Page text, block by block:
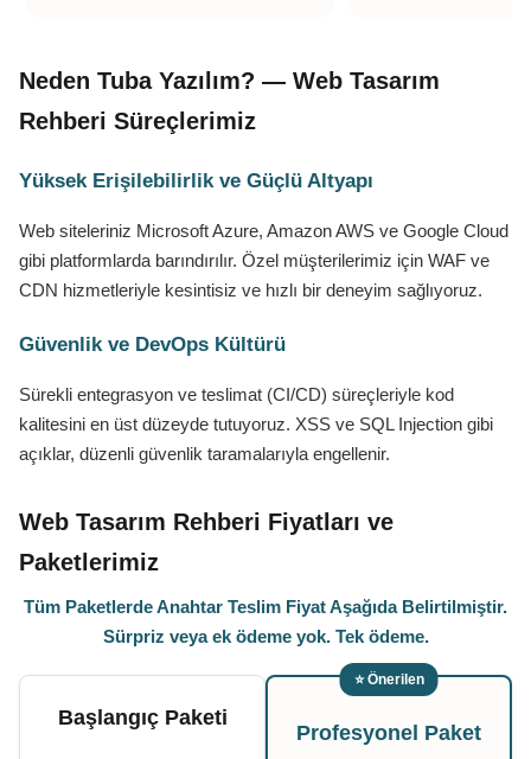
Neden Tuba Yazılım? — Web Tasarım
Rehberi Süreçlerimiz
Yüksek Erişilebilirlik ve Güçlü Altyapı
Web siteleriniz Microsoft Azure, Amazon AWS ve Google Cloud
gibi platformlarda barındırılır. Özel müşterilerimiz için WAF ve
CDN hizmetleriyle kesintisiz ve hızlı bir deneyim sağlıyoruz.
Güvenlik ve DevOps Kültürü
Sürekli entegrasyon ve teslimat (CI/CD) süreçleriyle kod
kalitesini en üst düzeyde tutuyoruz. XSS ve SQL Injection gibi
açıklar, düzenli güvenlik taramalarıyla engellenir.
Web Tasarım Rehberi Fiyatları ve
Paketlerimiz
Tüm Paketlerde Anahtar Teslim Fiyat Aşağıda Belirtilmiştir.
Sürpriz veya ek ödeme yok. Tek ödeme.
Başlangıç Paketi
⭐ Önerilen
Profesyonel Paket